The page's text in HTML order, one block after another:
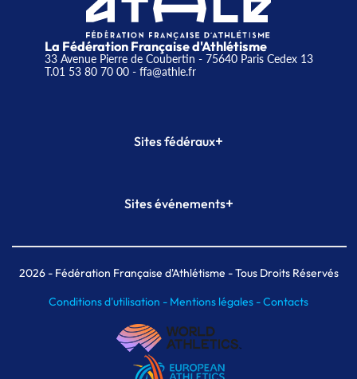
La Fédération Française d'Athlétisme
33 Avenue Pierre de Coubertin - 75640 Paris Cedex 13
T.01 53 80 70 00- ffa@athle.fr
Sites fédéraux+
Plateforme Formation
Sites événements+
Meeting de Paris indoor
MAIF Ekiden de Paris
2026- Fédération Française d'Athlétisme - Tous Droits Réservés
Conditions d'utilisation - Mentions légales -Contacts